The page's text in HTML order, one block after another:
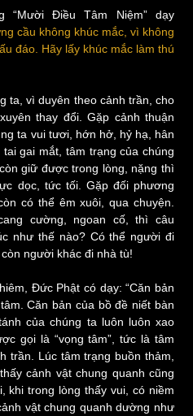
“Mười Điều Tâm Niệm” dạy
cầu không khúc mắc, vì không
đáo. Hãy lấy khúc mắc làm thú
vì duyên theo cảnh trần, cho
thay đổi. Gặp cảnh thuận
ta vui tươi, hớn hở, hỷ hạ, hân
gai mắt, tâm trạng của chúng
giữ được trong lòng, nặng thì
dọc, tức tối. Gặp đối phương
có thể êm xuôi, qua chuyện.
cường, ngoan cố, thì câu
như thế nào? Có thể người đi
người khác đi nhà tù!
Đức Phật có dạy: “Căn bản
Căn bản của bồ đề niết bàn
của chúng ta luôn luôn xao
gọi là “vọng tâm”, tức là tâm
trần. Lúc tâm trạng buồn thảm,
cảnh vật chung quanh cũng
khi trong lòng thấy vui, có niềm
vật chung quanh dường như